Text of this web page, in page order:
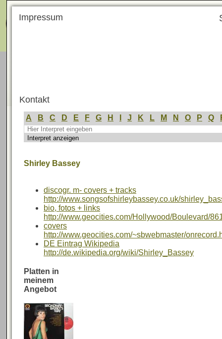
Menü
Impressum
Kontakt
A B C D E F G H J K L M N O P Q
Shirley Bassey
discogr. m- covers + tracks
http://www.songsofshirleybassey.co.uk/
bio, fotos + links
http://www.geocities.com/Hollywood/Boulevard/
covers
http://www.geocities.com/~sbwebmaster/
DE Eintrag Wikipedia
http://de.wikipedia.org/wiki/Shirley_Bassey
Platten in
meinem
Angebot